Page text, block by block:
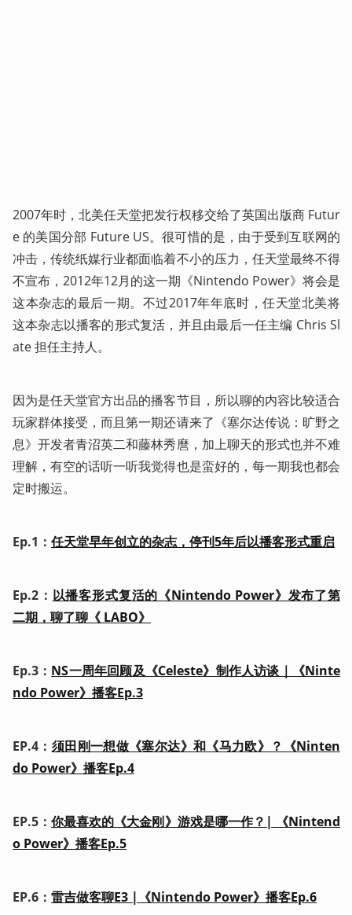
2007年时，北美任天堂把发行权移交给了英国出版商 Futur
e 的美国分部 Future US。很可惜的是，由于受到互联网的
冲击，传统纸媒行业都面临着不小的压力，任天堂最终不得
不宣布，2012年12月的这一期《Nintendo Power》将会是
这本杂志的最后一期。不过2017年年底时，任天堂北美将
这本杂志以播客的形式复活，并且由最后一任主编 Chris Sl
ate 担任主持人。
因为是任天堂官方出品的播客节目，所以聊的内容比较适合
玩家群体接受，而且第一期还请来了《塞尔达传说：旷野之
息》开发者青沼英二和藤林秀麿，加上聊天的形式也并不难
理解，有空的话听一听我觉得也是蛮好的，每一期我也都会
定时搬运。
Ep.1： 任天堂早年创立的杂志，停刊5年后以播客形式重启
Ep.2： 以播客形式复活的《Nintendo Power》发布了第
二期，聊了聊《 LABO》
Ep.3： NS一周年回顾及《Celeste》制作人访谈｜《Ninte
ndo Power》播客Ep.3
EP.4： 须田刚一想做《塞尔达》和《马力欧》？《Ninten
do Power》播客Ep.4
EP.5：你最喜欢的《大金刚》游戏是哪一作？| 《Nintend
o Power》播客Ep.5
EP.6： 雷吉做客聊E3 |《Nintendo Power》播客Ep.6